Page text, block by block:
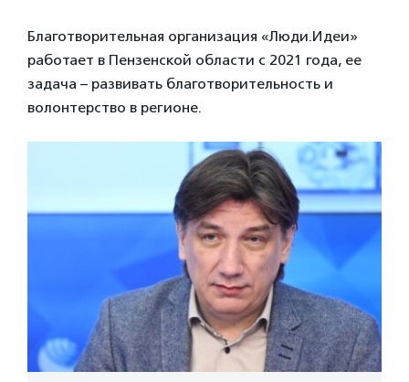
Благотворительная организация «Люди.Идеи»
работает в Пензенской области с 2021 года, ее
задача – развивать благотворительность и
волонтерство в регионе.